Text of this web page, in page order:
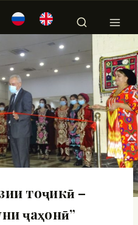
тоҷикӣ –
ҷаҳонӣ”